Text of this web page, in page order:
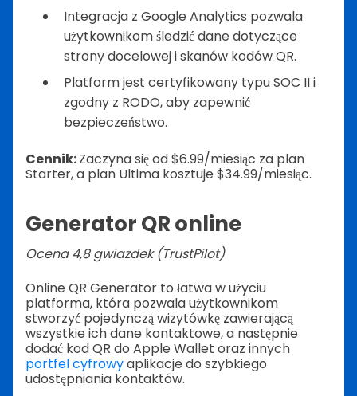
Integracja z Google Analytics pozwala
użytkownikom śledzić dane dotyczące
strony docelowej i skanów kodów QR.
Platform jest certyfikowany typu SOC II i
zgodny z RODO, aby zapewnić
bezpieczeństwo.
Cennik:Zaczyna się od $6.99/miesiąc za plan
Starter, a plan Ultima kosztuje $34.99/miesiąc.
Generator QR online
Ocena 4,8 gwiazdek (TrustPilot)
Online QR Generator to łatwa w użyciu
platforma, która pozwala użytkownikom
stworzyć pojedynczą wizytówkę zawierającą
wszystkie ich dane kontaktowe, a następnie
dodać kod QR do Apple Wallet oraz innych
portfel cyfrowyaplikacje do szybkiego
udostępniania kontaktów.